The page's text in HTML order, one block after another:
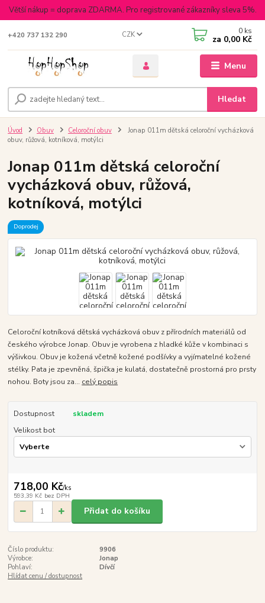
Větší nákup = doprava ZDARMA. Pro registrované zákazníky sleva 5%.
Menu
CZK
Hledat
+420 737 132 290 0 ks
za 0,00 Kč
Úvod Obuv Celoroční obuv
Jonap 011m dětská celoroční vycházková
obuv, růžová, kotníková, motýlci
Jonap 011m dětská celoroční
vycházková obuv, růžová,
kotníková, motýlci
Doprodej
Celoroční kotníková dětská vycházková obuv z přírodních materiálů od
českého výrobce Jonap. Obuv je vyrobena z hladké kůže v kombinaci s
výšivkou. Obuv je kožená včetně kožené podšívky a vyjímatelné kožené
stélky. Pata je zpevněná, špička je kulatá, dostatečně prostorná pro prsty
nohou. Boty jsou za... celý popis
Dostupnost
skladem
Velikost bot
718,00 Kč/ks
593,39 Kč bez DPH
Přidat do košíku
Číslo produktu:
9906
Výrobce:
Jonap
Pohlaví:
Dívčí
Hlídat cenu / dostupnost